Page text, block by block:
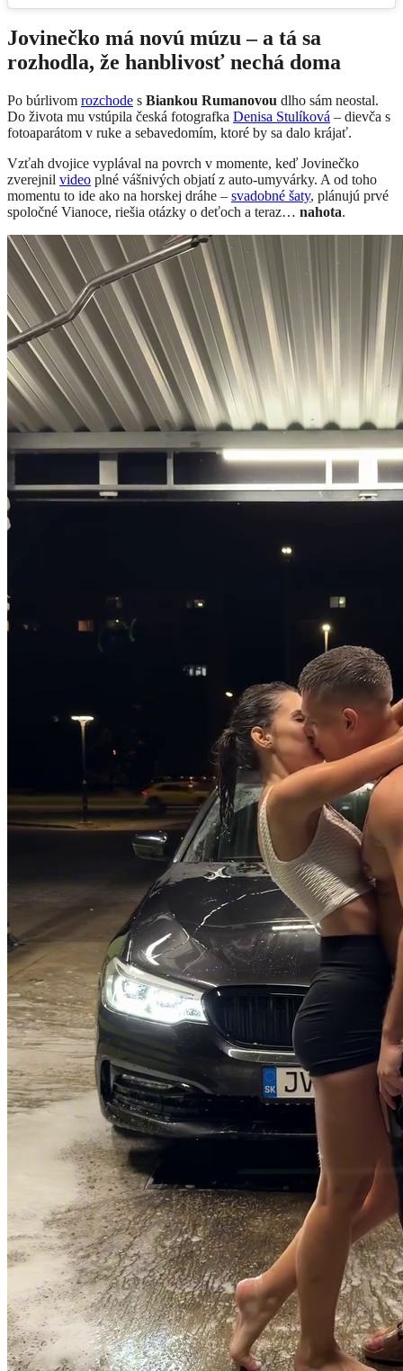
Jovinečko má novú múzu – a tá sa
rozhodla, že hanblivosť nechá doma
Po búrlivom rozchode s Biankou Rumanovou dlho sám neostal.
Do života mu vstúpila česká fotografka Denisa Stulíková – dievča s
fotoaparátom v ruke a sebavedomím, ktoré by sa dalo krájať.
Vzťah dvojice vyplával na povrch v momente, keď Jovinečko
zverejnil video plné vášnivých objatí z auto-umyvárky. A od toho
momentu to ide ako na horskej dráhe – svadobné šaty, plánujú prvé
spoločné Vianoce, riešia otázky o deťoch a teraz… nahota.